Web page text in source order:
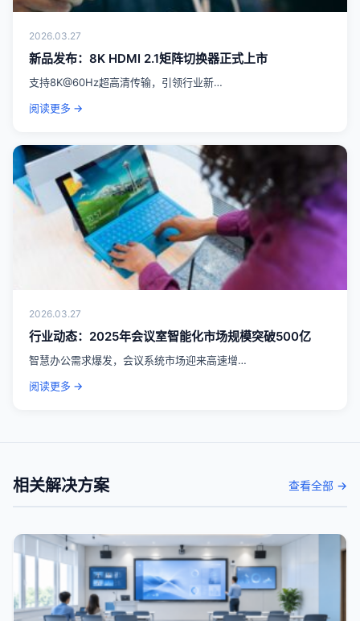
2026.03.27
新品发布：8K HDMI 2.1矩阵切换器正式上市
支持8K@60Hz超高清传输，引领行业新…
阅读更多 →
2026.03.27
行业动态：2025年会议室智能化市场规模突破500亿
智慧办公需求爆发，会议系统市场迎来高速增…
阅读更多 →
相关解决方案 查看全部 →